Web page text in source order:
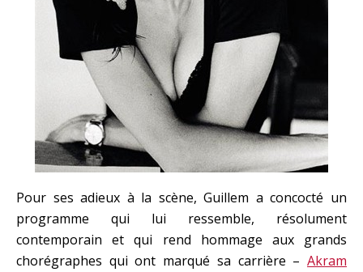
Pour ses adieux à la scène, Guillem a concocté un
programme qui lui ressemble, résolument
contemporain et qui rend hommage aux grands
chorégraphes qui ont marqué sa carrière – Akram